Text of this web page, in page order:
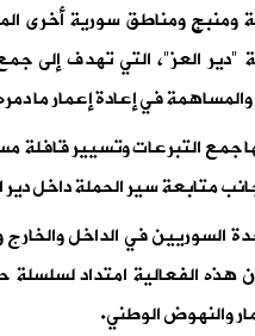
ومناطق سورية أخرى
العز"، التي تهدف إلى
في إعادة إعمار ما
التبرعات وتسيير قافلة
متابعة سير الحملة داخل دير
السوريين في الداخل والخارج
هذه الفعالية امتداد
والنهوض الوطني.